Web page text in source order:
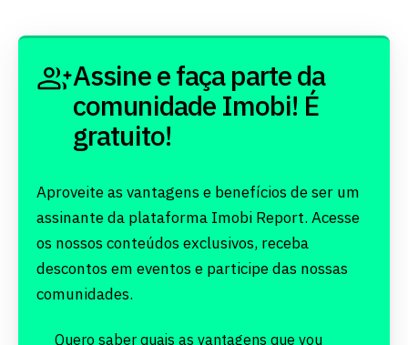
Assine e faça parte da
comunidade Imobi! É
gratuito!
Aproveite as vantagens e benefícios de ser um
assinante da plataforma Imobi Report. Acesse
os nossos conteúdos exclusivos, receba
descontos em eventos e participe das nossas
comunidades.
Quero saber quais as vantagens que vou